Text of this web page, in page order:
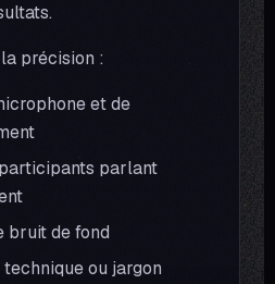
précision :
et de
parlant
bruit de fond
ou jargon